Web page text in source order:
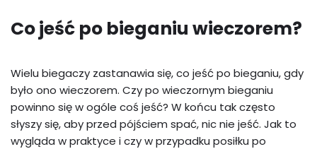
Co jeść po bieganiu wieczorem?
Wielu biegaczy zastanawia się, co jeść po bieganiu, gdy
było ono wieczorem. Czy po wieczornym bieganiu
powinno się w ogóle coś jeść? W końcu tak często
słyszy się, aby przed pójściem spać, nic nie jeść. Jak to
wygląda w praktyce i czy w przypadku posiłku po